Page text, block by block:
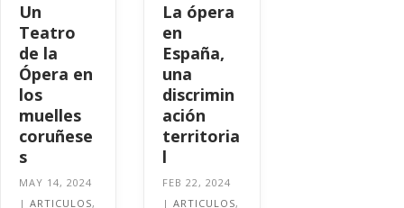
Un
Teatro
de la
Ópera en
los
muelles
coruñese
s
MAY 14, 2024
| ARTICULOS,
La ópera
en
España,
una
discrimin
ación
territoria
l
FEB 22, 2024
|ARTICULOS,